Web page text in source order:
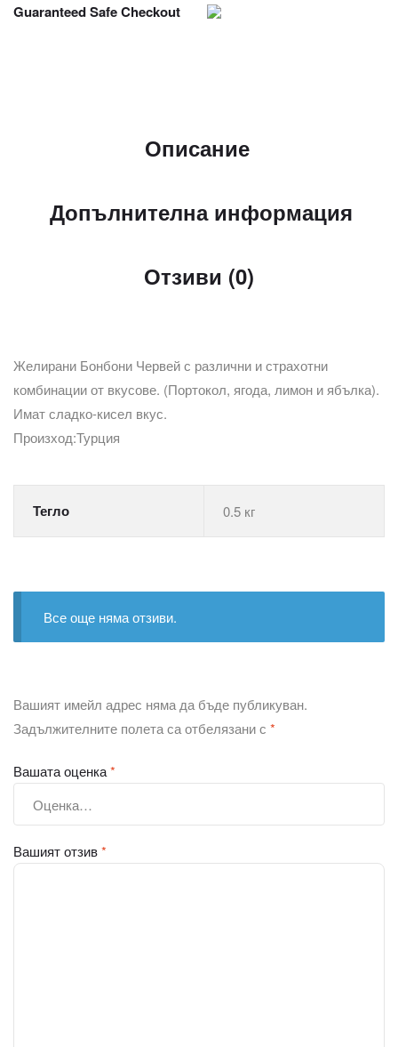
Guaranteed Safe Checkout
Описание
Допълнителна информация
Отзиви (0)
Желирани Бонбони Червей с различни и страхотни
комбинации от вкусове. (Портокол, ягода, лимон и ябълка).
Имат сладко-кисел вкус.
Произход:Турция
Тегло 0.5 кг
Все още няма отзиви.
Вашият имейл адрес няма да бъде публикуван.
Задължителните полета са отбелязани с *
Вашата оценка*
Вашият отзив*